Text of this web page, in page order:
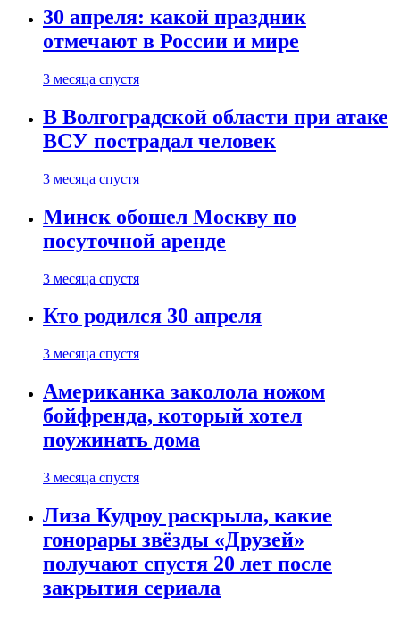
30 апреля: какой праздник
отмечают в России и мире
3 месяца спустя
В Волгоградской области при атаке
ВСУ пострадал человек
3 месяца спустя
Минск обошел Москву по
посуточной аренде
3 месяца спустя
Кто родился 30 апреля
3 месяца спустя
Американка заколола ножом
бойфренда, который хотел
поужинать дома
3 месяца спустя
Лиза Кудроу раскрыла, какие
гонорары звёзды «Друзей»
получают спустя 20 лет после
закрытия сериала